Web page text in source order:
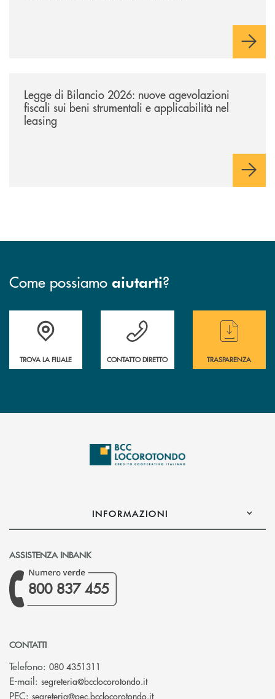
Legge di Bilancio 2026: nuove agevolazioni
fiscali sui beni strumentali e applicabilità nel
leasing
Come possiamo aiutarti?
Accedi all' elenco completo delle filiali
TROVA LA FILIALE
Hai bisogno di assistenza immediata ?
CONTATTO DIRETTO
Hai bisogno di
TRASPARENZA
INFORMAZIONI
ASSISTENZA INBANK
800 837 455
CONTATTI
Telefono: 080 4351311
E-mail: segreteria@bcclocorotondo.it(si apre l’app di posta
PEC: segreteria@pec.bcclocorotondo.it(si apre l’app di posta